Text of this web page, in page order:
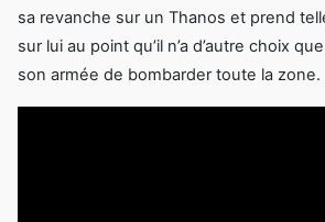
sa revanche sur un Thanos et prend
sur lui au point qu’il n’a d’autre choix
son armée de bombarder toute la zone.